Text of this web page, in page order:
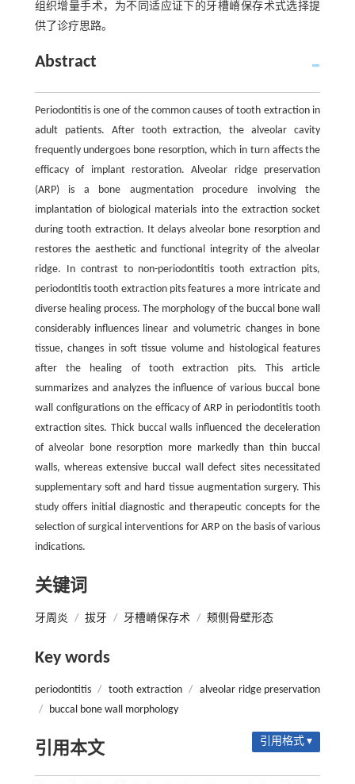
组织增量手术，为不同适应证下的牙槽嵴保存术式选择提
供了诊疗思路。
Abstract
Periodontitis is one of the common causes of tooth extraction in
adult patients. After tooth extraction, the alveolar cavity
frequently undergoes bone resorption, which in turn affects the
efficacy of implant restoration. Alveolar ridge preservation
(ARP) is a bone augmentation procedure involving the
implantation of biological materials into the extraction socket
during tooth extraction. It delays alveolar bone resorption and
restores the aesthetic and functional integrity of the alveolar
ridge. In contrast to non-periodontitis tooth extraction pits,
periodontitis tooth extraction pits features a more intricate and
diverse healing process. The morphology of the buccal bone wall
considerably influences linear and volumetric changes in bone
tissue, changes in soft tissue volume and histological features
after the healing of tooth extraction pits. This article
summarizes and analyzes the influence of various buccal bone
wall configurations on the efficacy of ARP in periodontitis tooth
extraction sites. Thick buccal walls influenced the deceleration
of alveolar bone resorption more markedly than thin buccal
walls, whereas extensive buccal wall defect sites necessitated
supplementary soft and hard tissue augmentation surgery. This
study offers initial diagnostic and therapeutic concepts for the
selection of surgical interventions for ARP on the basis of various
indications.
关键词
牙周炎 / 拔牙 / 牙槽嵴保存术 / 颊侧骨壁形态
Key words
periodontitis / tooth extraction /
alveolar ridge preservation
/
buccal bone wall morphology
引用本文 引用格式 ▾